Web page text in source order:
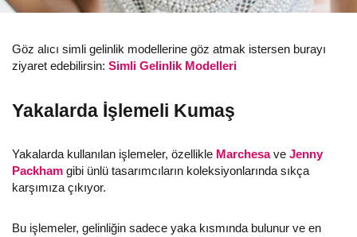
Göz alıcı simli gelinlik modellerine göz atmak istersen burayı
ziyaret edebilirsin: Simli Gelinlik Modelleri
Yakalarda İşlemeli Kumaş
Yakalarda kullanılan işlemeler, özellikle Marchesave Jenny
Packham gibi ünlü tasarımcıların koleksiyonlarında sıkça
karşımıza çıkıyor.
Bu işlemeler, gelinliğin sadece yaka kısmında bulunur ve en